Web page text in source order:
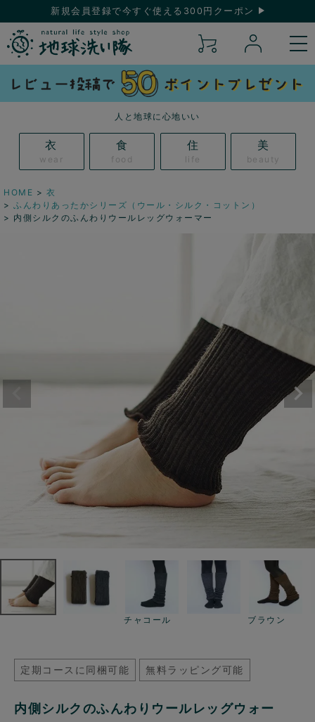
新規会員登録で今すぐ使える300円クーポン
人と地球に心地いい
衣
wear
食
food
住
life
美
beauty
HOME
衣
ふんわりあったかシリーズ（ウール・シルク・コットン）
内側シルクのふんわりウールレッグウォーマー
チャコール ブラウン
定期コースに同梱可能 無料ラッピング可能
内側シルクのふんわりウールレッグウォー